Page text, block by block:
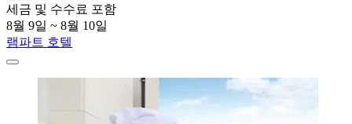
세금 및 수수료 포함
8월 9일 ~ 8월 10일
램파트 호텔